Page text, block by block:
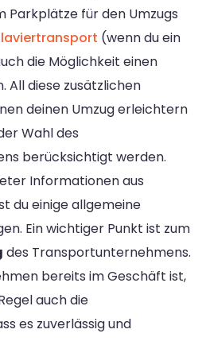
Parkplätze für den Umzugs
(wenn du ein
die Möglichkeit einen
All diese zusätzlichen
deinen Umzug erleichtern
Wahl des
berücksichtigt werden.
Informationen aus
du einige allgemeine
Ein wichtiger Punkt ist zum
des Transportunternehmens.
bereits im Geschäft ist,
auch die
es zuverlässig und